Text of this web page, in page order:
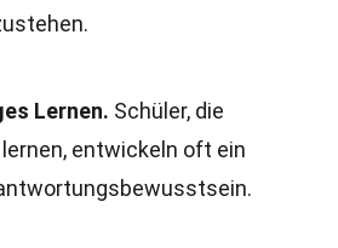
Lernen. Schüler, die
entwickeln oft ein